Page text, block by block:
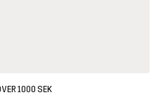
1000 SEK